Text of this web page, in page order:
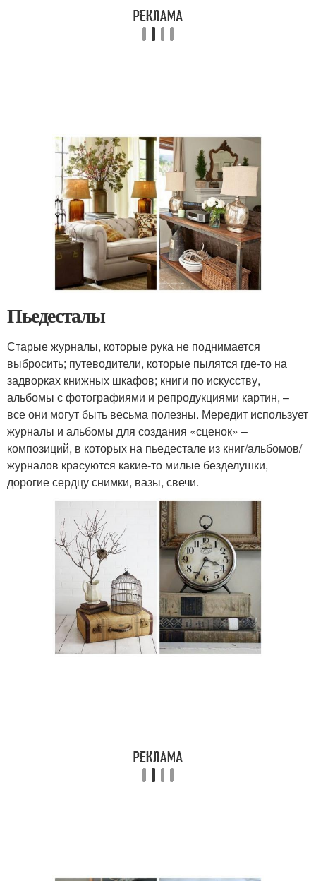
Пьедесталы
Старые журналы, которые рука не поднимается
выбросить; путеводители, которые пылятся где-то на
задворках книжных шкафов; книги по искусству,
альбомы с фотографиями и репродукциями картин, –
все они могут быть весьма полезны. Мередит использует
журналы и альбомы для создания «сценок» –
композиций, в которых на пьедестале из книг/альбомов/
журналов красуются какие-то милые безделушки,
дорогие сердцу снимки, вазы, свечи.